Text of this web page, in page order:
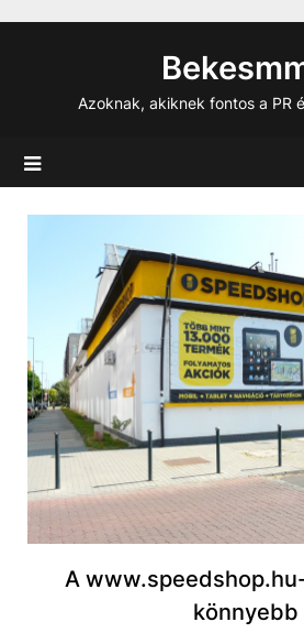
Azoknak, akiknek fontos a PR
A
könnyebb